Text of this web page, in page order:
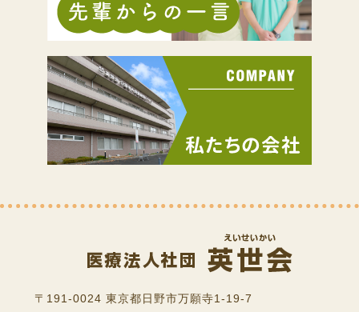
〒191-0024 東京都日野市万願寺1-19-7